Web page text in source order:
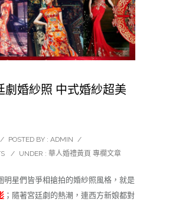
劇婚紗照 中式婚紗超美
/ POSTED BY : ADMIN /
/ UNDER : 華人婚禮黃頁 專欄文章
明星們皆爭相搶拍的婚紗照風格，就是
；隨著宮廷劇的熱潮，連西方新娘都對